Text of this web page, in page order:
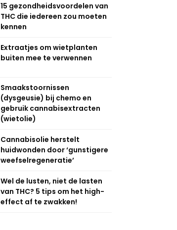
15 gezondheidsvoordelen van
THC die iedereen zou moeten
kennen
Extraatjes om wietplanten
buiten mee te verwennen
Smaakstoornissen
(dysgeusie) bij chemo en
gebruik cannabisextracten
(wietolie)
Cannabisolie herstelt
huidwonden door ‘gunstigere
weefselregeneratie’
Wel de lusten, niet de lasten
van THC? 5 tips om het high-
effect af te zwakken!